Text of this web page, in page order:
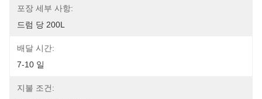
포장 세부 사항:
드럼 당 200L
배달 시간:
7-10 일
지불 조건: